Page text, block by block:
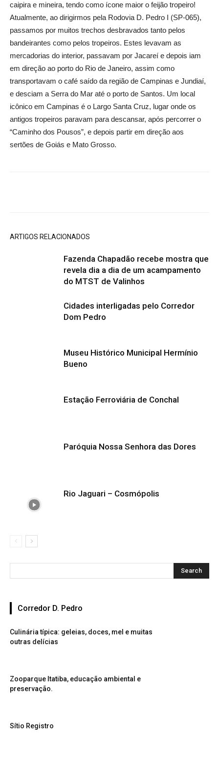
caipira e mineira, tendo como ícone maior o feijão tropeiro!
Atualmente, ao dirigirmos pela Rodovia D. Pedro I (SP-065),
passamos por muitos trechos desbravados tanto pelos
bandeirantes como pelos tropeiros. Estes levavam as
mercadorias do interior, passavam por Jacareí e depois iam
em direção ao porto do Rio de Janeiro, assim como
transportavam o café saído da região de Campinas e Jundiaí,
e desciam a Serra do Mar até o porto de Santos. Um local
icônico em Campinas é o Largo Santa Cruz, lugar onde os
antigos tropeiros paravam para descansar, após percorrer o
“Caminho dos Pousos”, e depois partir em direção aos
sertões de Goiás e Mato Grosso.
ARTIGOS RELACIONADOS
Fazenda Chapadão recebe mostra que
revela dia a dia de um acampamento
do MTST de Valinhos
Cidades interligadas pelo Corredor
Dom Pedro
Museu Histórico Municipal Hermínio
Bueno
Estação Ferroviária de Conchal
Paróquia Nossa Senhora das Dores
Rio Jaguari – Cosmópolis
Corredor D. Pedro
Culinária típica: geleias, doces, mel e muitas
outras delícias
Zooparque Itatiba, educação ambiental e
preservação.
Sítio Registro